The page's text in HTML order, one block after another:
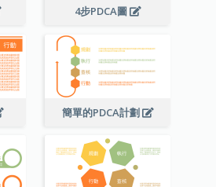
4步PDCA圖
簡單的PDCA計劃